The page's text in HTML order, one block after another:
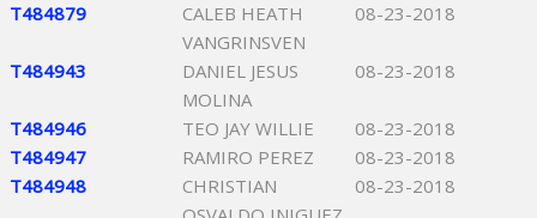
T484879
CALEB HEATH
VANGRINSVEN
08-23-2018
T484943
DANIEL JESUS
MOLINA
08-23-2018
T484946 TEO JAY WILLIE
08-23-2018
T484947
RAMIRO PEREZ
08-23-2018
T484948
CHRISTIAN
08-23-2018